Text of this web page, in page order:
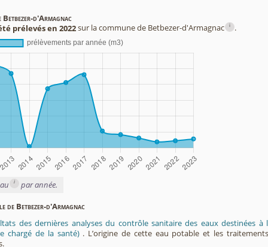
Betbezer-d'Armagnac
prélevés en 2022sur la commune de Betbezer-d'Armagnac i .
i par année.
de Betbezer-d'Armagnac
des dernières analyses du contrôle sanitaire des eaux destinées
chargé de la santé) . L’origine de cette eau potable et les